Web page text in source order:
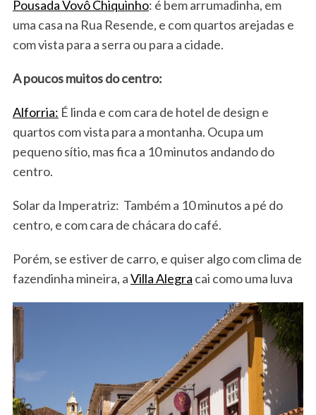
Pousada Vovô Chiquinho: é bem arrumadinha, em
uma casa na Rua Resende, e com quartos arejadas e
com vista para a serra ou para a cidade.
A poucos muitos do centro:
Alforria: É linda e com cara de hotel de design e
quartos com vista para a montanha. Ocupa um
pequeno sítio, mas fica a 10 minutos andando do
centro.
Solar da Imperatriz: Também a 10 minutos a pé do
centro, e com cara de chácara do café.
Porém, se estiver de carro, e quiser algo com clima de
fazendinha mineira, aVilla Alegra cai como uma luva